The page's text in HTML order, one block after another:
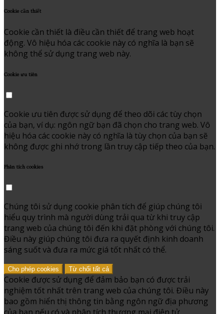
Cookie cần thiết
Cookie cần thiết là điều cần thiết để trang web hoạt
động. Vô hiệu hóa các cookie này có nghĩa là bạn sẽ
không thể sử dụng trang web này.
Cookie ưu tiên
Cookie ưu tiên được sử dụng để theo dõi các tùy chọn
của bạn, ví dụ: ngôn ngữ bạn đã chọn cho trang web. Vô
hiệu hóa các cookie này có nghĩa là tùy chọn của bạn sẽ
không được ghi nhớ trong lần truy cập tiếp theo của bạn.
Phân tích cookies
Chúng tôi sử dụng cookie phân tích để giúp chúng tôi
hiểu quy trình mà người dùng trải qua từ khi truy cập
trang web của chúng tôi đến khi đặt phòng với chúng tôi.
Điều này giúp chúng tôi đưa ra quyết định kinh doanh
sáng suốt và đưa ra mức giá tốt nhất có thể.
Cho phép cookies Từ chối tất cả
Cookie được sử dụng để đảm bảo bạn có được trải
nghiệm tốt nhất trên trang web của chúng tôi. Điều này
bao gồm hiển thị thông tin bằng ngôn ngữ địa phương